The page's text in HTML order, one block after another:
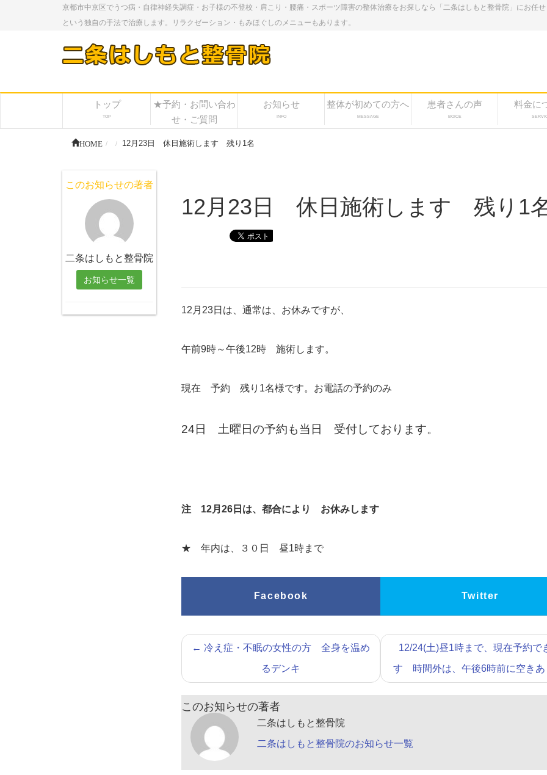
京都市中京区でうつ病・自律神経失調症・お子様の不登校・肩こり・腰痛・スポーツ障害の整体治療をお探しなら「二条はしもと整骨院」にお任
という独自の手法で治療します。リラクゼーション・もみほぐしのメニューもあります。
トップ
TOP
★予約・お問い合わ
せ・ご質問
お知らせ
INFO
整体が初めての方へ
MESSAGE
患者さんの声
BOICE
料金に
HOME 12月23日 休日施術します 残り1名
12月23日 休日施術します 残り1
12月23日は、通常は、お休みですが、
午前9時～午後12時 施術します。
現在 予約 残り1名様です。お電話の予約のみ
24日 土曜日の予約も当日 受付しております。
注 12月26日は、都合により お休みします
★ 年内は、３０日 昼1時まで
Facebook Twitter
← 冷え症・不眠の女性の方 全身を温め
るデンキ
12/24(土)昼1時まで、現在予約で
す 時間外は、午後6時前に空き
このお知らせの著者
二条はしもと整骨院
二条はしもと整骨院のお知らせ一覧
このお知らせの著者
二条はしもと整骨院
お知らせ一覧